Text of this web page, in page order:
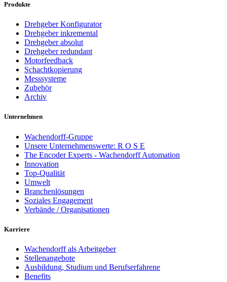
Produkte
Drehgeber Konfigurator
Drehgeber inkremental
Drehgeber absolut
Drehgeber redundant
Motorfeedback
Schachtkopierung
Messsysteme
Zubehör
Archiv
Unternehmen
Wachendorff-Gruppe
Unsere Unternehmenswerte: R O S E
The Encoder Experts - Wachendorff Automation
Innovation
Top-Qualität
Umwelt
Branchenlösungen
Soziales Engagement
Verbände / Organisationen
Karriere
Wachendorff als Arbeitgeber
Stellenangebote
Ausbildung, Studium und Berufserfahrene
Benefits